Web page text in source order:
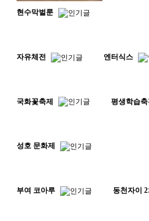
현수막벌룬
자유체전 엔터식스
국화꽃축제 평생학습축
성호 문화제
부여 코아루 동천자이